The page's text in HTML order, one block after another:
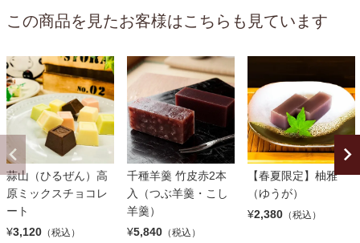
この商品を見たお客様はこちらも見ています
蒜山（ひるぜん）高
原ミックスチョコレ
ート
¥3,120 （税込）
千種羊羹 竹皮赤2本
入（つぶ羊羹・こし
羊羹）
¥5,840 （税込）
【春夏限定】柚雅
（ゆうが）
¥2,380 （税込）